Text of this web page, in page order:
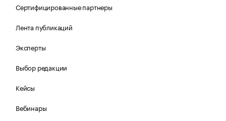
Сертифицированные партнеры
Лента публикаций
Эксперты
Выбор редакции
Кейсы
Вебинары